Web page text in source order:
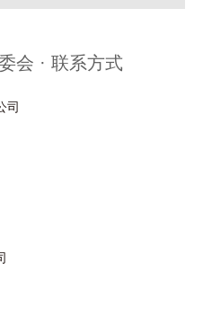
会 · 联系方式
司